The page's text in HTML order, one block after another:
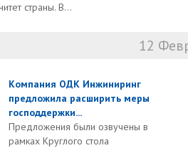
страны. В...
12
Компания ОДК Инжиниринг
предложила расширить меры
господдержки...
Предложения были озвучены в
рамках Круглого стола